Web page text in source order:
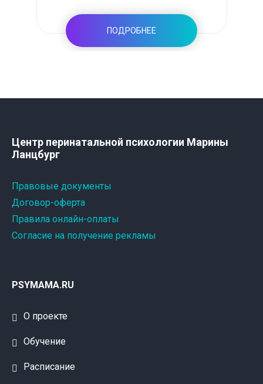
ПОДРОБНЕЕ
Центр перинатальной психологии Марины
Ланцбург
Правовые документы
Договор-оферта
Правила онлайн-оплаты
Согласие на получение рекламы
PSYMAMA.RU
О проекте
Обучение
Расписание